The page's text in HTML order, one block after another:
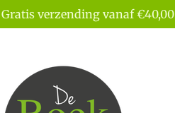
Gratis verzending vanaf €40,00